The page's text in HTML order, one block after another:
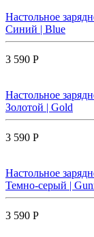
Настольное
Синий | Blue
3 590 Р
Настольное
Золотой | Gold
3 590 Р
Настольное
Темно-серый |
3 590 Р